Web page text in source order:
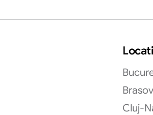
Brasov
Cluj-